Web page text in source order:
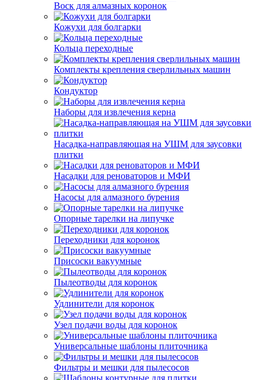
Воск для алмазных коронок
Кожухи для болгарки
Кольца переходные
Комплекты крепления сверлильных машин
Кондуктор
Наборы для извлечения керна
Насадка-направляющая на УШМ для заусовки
плитки
Насадки для реноваторов и МФИ
Насосы для алмазного бурения
Опорные тарелки на липучке
Переходники для коронок
Присоски вакуумные
Пылеотводы для коронок
Удлинители для коронок
Узел подачи воды для коронок
Универсальные шаблоны плиточника
Фильтры и мешки для пылесосов